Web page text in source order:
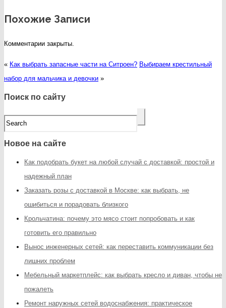
Похожие Записи
Комментарии закрыты.
« Как выбрать запасные части на Ситроен? Выбираем крестильный
набор для мальчика и девочки »
Поиск по сайту
Новое на сайте
Как подобрать букет на любой случай с доставкой: простой и
надежный план
Заказать розы с доставкой в Москве: как выбрать, не
ошибиться и порадовать близкого
Крольчатина: почему это мясо стоит попробовать и как
готовить его правильно
Вынос инженерных сетей: как переставить коммуникации без
лишних проблем
Мебельный маркетплейс: как выбрать кресло и диван, чтобы не
пожалеть
Ремонт наружных сетей водоснабжения: практическое